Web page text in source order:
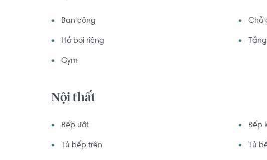
Ban công Chỗ
Hồ bơi riêng
Gym
Nội thất
Bếp ướt Bếp
Tủ bếp trên Tủ